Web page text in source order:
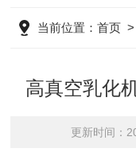
当前位置：首页
高真空乳化
更新时间：